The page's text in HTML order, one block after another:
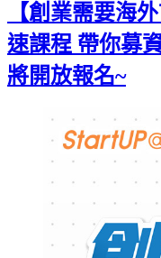
【創業需要海
速課程 帶你募
將開放報名~